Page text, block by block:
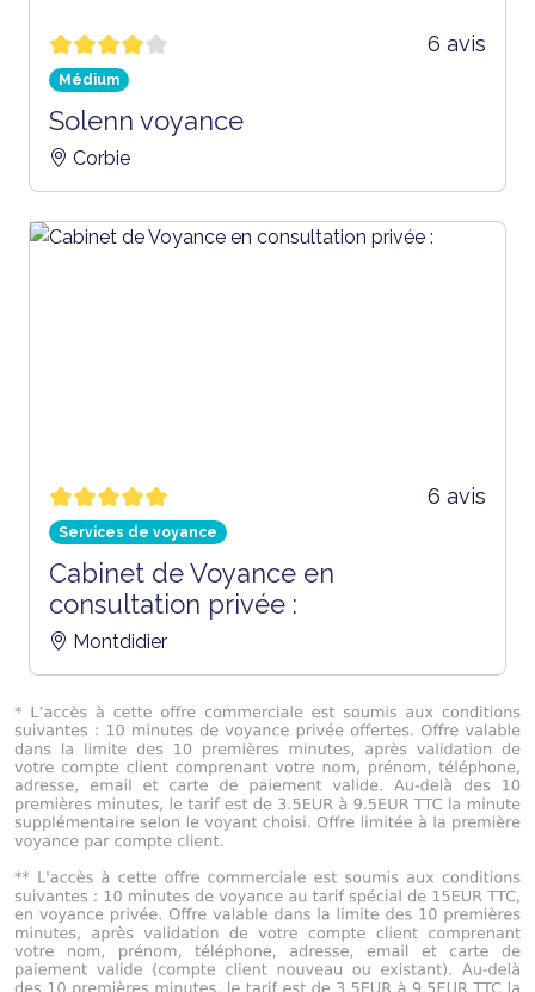
6 avis
Médium
Solenn voyance
Corbie
6 avis
Services de voyance
Cabinet de Voyance en
consultation privée :
Montdidier